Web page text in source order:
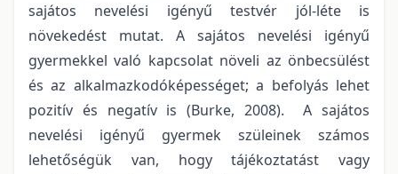
sajátos nevelési igényű testvér jól-léte is
növekedést mutat. A sajátos nevelési igényű
gyermekkel való kapcsolat növeli az önbecsülést
és az alkalmazkodóképességet; a befolyás lehet
pozitív és negatív is (Burke, 2008). A sajátos
nevelési igényű gyermek szüleinek számos
lehetőségük van, hogy tájékoztatást vagy